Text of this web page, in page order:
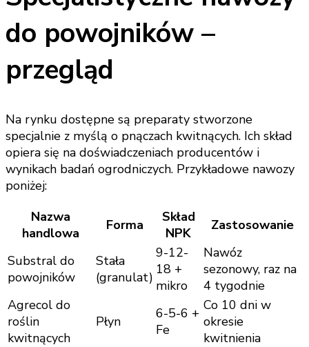
do powojników –
przegląd
Na rynku dostępne są preparaty stworzone
specjalnie z myślą o pnączach kwitnących. Ich skład
opiera się na doświadczeniach producentów i
wynikach badań ogrodniczych. Przykładowe nawozy
poniżej:
Nazwa
handlowa
Forma
Skład
NPK
Zastosowanie
Substral do
powojników
Stała
(granulat)
9-12-
18 +
mikro
Nawóz
sezonowy, raz na
4 tygodnie
Agrecol do
roślin
kwitnących
Płyn
6-5-6 +
Fe
Co 10 dni w
okresie
kwitnienia